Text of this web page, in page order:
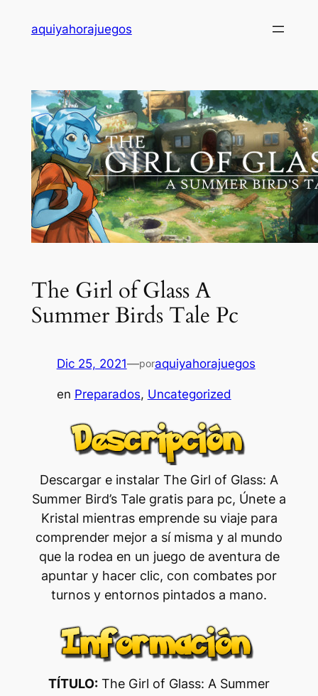
aquiyahorajuegos
The Girl of Glass A
Summer Birds Tale Pc
Dic 25, 2021—poraquiyahorajuegos
en Preparados, Uncategorized
Descargar e instalar The Girl of Glass: A
Summer Bird’s Tale gratis para pc, Únete a
Kristal mientras emprende su viaje para
comprender mejor a sí misma y al mundo
que la rodea en un juego de aventura de
apuntar y hacer clic, con combates por
turnos y entornos pintados a mano.
TÍTULO: The Girl of Glass: A Summer